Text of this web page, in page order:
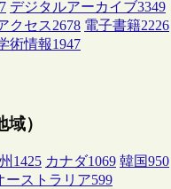
デジタルアーカイブ3349
クセス2678 電子書籍2226
術情報1947
）
1425 カナダ1069 韓国950
ーストラリア599